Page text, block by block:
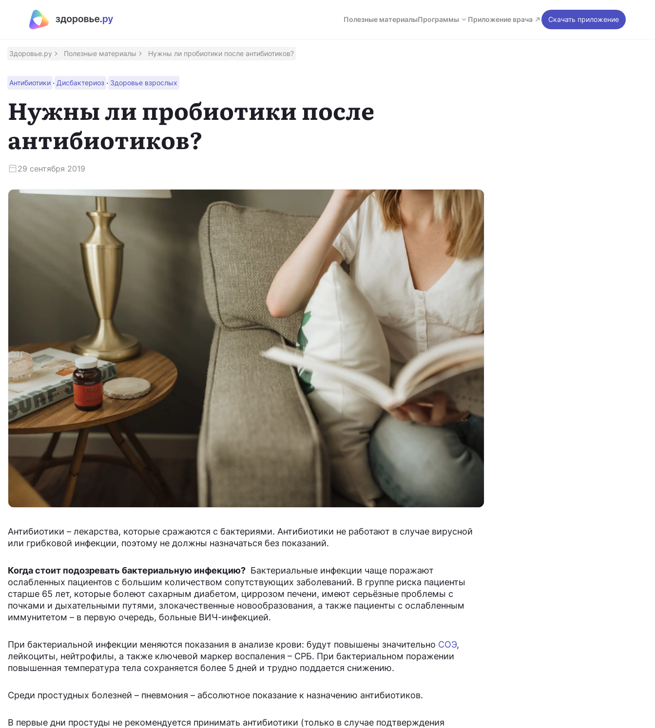
Полезные материалыПрограммы Приложение врача Скачать приложение
Здоровье.ру Полезные материалы Нужны ли пробиотики после антибиотиков?
Антибиотики · Дисбактериоз · Здоровье взрослых
Нужны ли пробиотики после
антибиотиков?
29 сентября 2019
Антибиотики – лекарства, которые сражаются с бактериями. Антибиотики не работают в случае вирусной
или грибковой инфекции, поэтому не должны назначаться без показаний.
Когда стоит подозревать бактериальную инфекцию? Бактериальные инфекции чаще поражают
ослабленных пациентов с большим количеством сопутствующих заболеваний. В группе риска пациенты
старше 65 лет, которые болеют сахарным диабетом, циррозом печени, имеют серьёзные проблемы с
почками и дыхательными путями, злокачественные новообразования, а также пациенты с ослабленным
иммунитетом – в первую очередь, больные ВИЧ-инфекцией.
При бактериальной инфекции меняются показания в анализе крови: будут повышены значительно СОЭ,
лейкоциты, нейтрофилы, а также ключевой маркер воспаления – СРБ. При бактериальном поражении
повышенная температура тела сохраняется более 5 дней и трудно поддается снижению.
Среди простудных болезней – пневмония – абсолютное показание к назначению антибиотиков.
В первые дни простуды не рекомендуется принимать антибиотики (только в случае подтверждения
Полезные материалы
Программы
Восстановление после инсульта
Контроль над псориазом
Помощник для контроля заболевания
Программа для людей с ВМД и ДМО
Скачать приложение